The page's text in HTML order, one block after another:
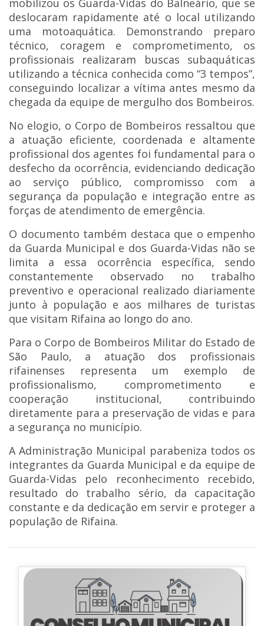
deslocaram rapidamente até o local utilizando
uma motoaquática. Demonstrando preparo
técnico, coragem e comprometimento, os
profissionais realizaram buscas subaquáticas
utilizando a técnica conhecida como “3 tempos”,
conseguindo localizar a vítima antes mesmo da
chegada da equipe de mergulho dos Bombeiros.
No elogio, o Corpo de Bombeiros ressaltou que
a atuação eficiente, coordenada e altamente
profissional dos agentes foi fundamental para o
desfecho da ocorrência, evidenciando dedicação
ao serviço público, compromisso com a
segurança da população e integração entre as
forças de atendimento de emergência.
O documento também destaca que o empenho
da Guarda Municipal e dos Guarda-Vidas não se
limita a essa ocorrência específica, sendo
constantemente observado no trabalho
preventivo e operacional realizado diariamente
junto à população e aos milhares de turistas
que visitam Rifaina ao longo do ano.
Para o Corpo de Bombeiros Militar do Estado de
São Paulo, a atuação dos profissionais
rifainenses representa um exemplo de
profissionalismo, comprometimento e
cooperação institucional, contribuindo
diretamente para a preservação de vidas e para
a segurança no município.
A Administração Municipal parabeniza todos os
integrantes da Guarda Municipal e da equipe de
Guarda-Vidas pelo reconhecimento recebido,
resultado do trabalho sério, da capacitação
constante e da dedicação em servir e proteger a
população de Rifaina.